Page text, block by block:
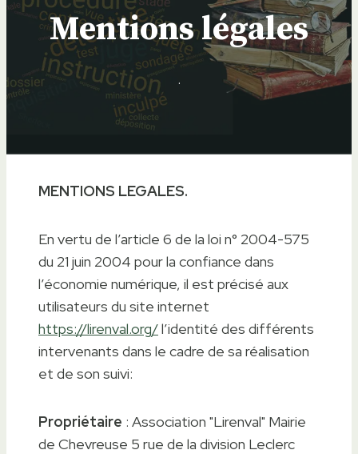
Mentions légales
.
MENTIONS LEGALES.
En vertu de l’article 6 de la loi n° 2004-575
du 21 juin 2004 pour la confiance dans
l’économie numérique, il est précisé aux
utilisateurs du site internet
https://lirenval.org/l’identité des différents
intervenants dans le cadre de sa réalisation
et de son suivi:
Propriétaire : Association "Lirenval" Mairie
de Chevreuse 5 rue de la division Leclerc